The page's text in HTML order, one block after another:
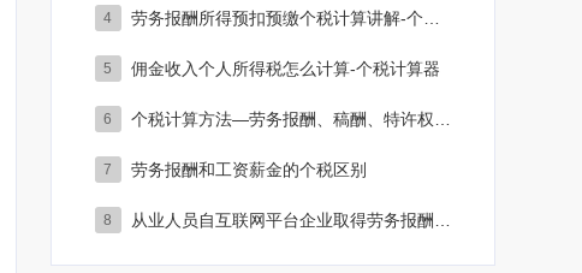
4
5 佣金收入个人所得税怎么计算-个税计算器
6
7 劳务报酬和工资薪金的个税区别
8